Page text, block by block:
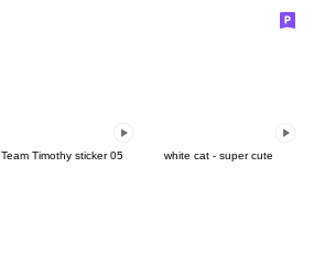
Team Timothy sticker 05 white cat - super cute